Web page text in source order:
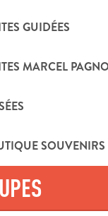
GUIDÉES
MARCEL